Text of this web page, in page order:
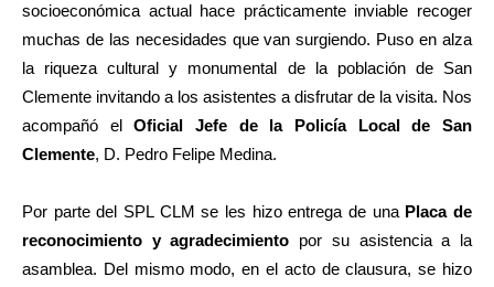
socioeconómica actual hace prácticamente inviable recoger
muchas de las necesidades que van surgiendo. Puso en alza
la riqueza cultural y monumental de la población de San
Clemente invitando a los asistentes a disfrutar de la visita. Nos
acompañó elOficial Jefe de la Policía Local de San
Clemente, D. Pedro Felipe Medina.
Por parte del SPL CLM se les hizo entrega de una Placa de
reconocimiento y agradecimiento por su asistencia a la
asamblea. Del mismo modo, en el acto de clausura, se hizo